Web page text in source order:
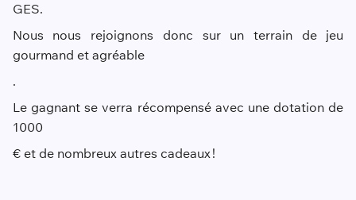
GES.
Nous nous rejoignons donc sur un terrain de jeu
gourmand et agréable
.
Le gagnant se verra récompensé avec une dotation de
1000
€et de nombreux autres cadeaux !